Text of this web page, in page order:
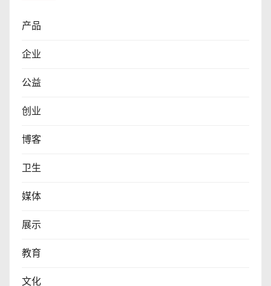
产品
企业
公益
创业
博客
卫生
媒体
展示
教育
文化